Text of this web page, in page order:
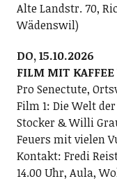
Alte Landstr. 70,
Wädenswil)
DO, 15.10.2026
FILM MIT
Pro Senectute,
Film 1: Die Welt
Stocker & Willi
Feuers mit vielen
Kontakt: Fredi
14.00 Uhr, Aula,